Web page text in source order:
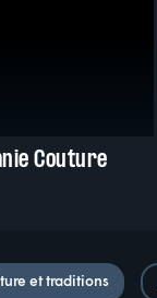
Couture
et traditions